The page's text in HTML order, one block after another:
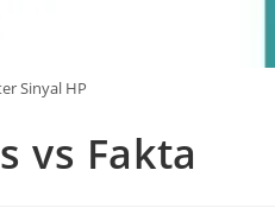
Sinyal HP
vs Fakta